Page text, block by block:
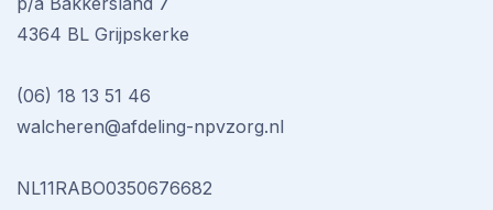
4364 BL Grijpskerke
(06) 18 13 51 46
walcheren@afdeling-npvzorg.nl
NL11RABO0350676682